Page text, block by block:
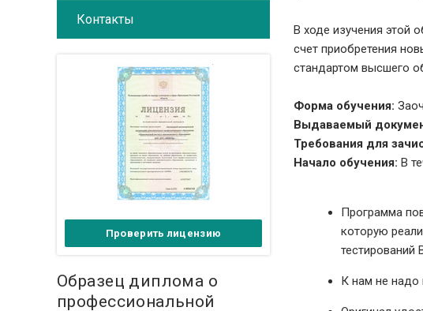
В ходе изучения этой
счет приобретения
стандартом высшего
Форма обучения:
Выдаваемый
Требования для
Начало обучения: В
Программа
которую
тестирований
К нам не надо
Контакты
Проверить лицензию
Образец диплома о
профессиональной